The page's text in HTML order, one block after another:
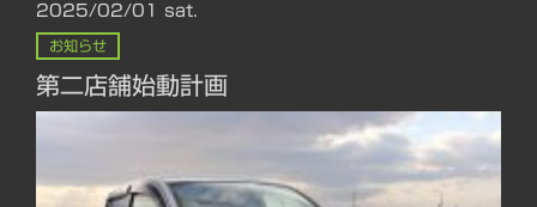
2025/02/01 sat.
お知らせ
第二店舗始動計画